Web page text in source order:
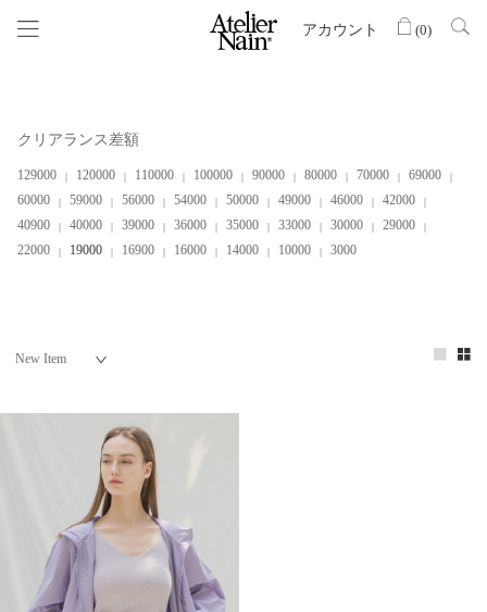
アカウント (0)
クリアランス差額
129000 120000 110000 100000 90000 80000 70000
69000
60000
59000 56000 54000 50000 49000 46000
42000
40900
40000 39000 36000 35000 33000 30000
29000
22000
19000 16900 16000 14000 10000 3000